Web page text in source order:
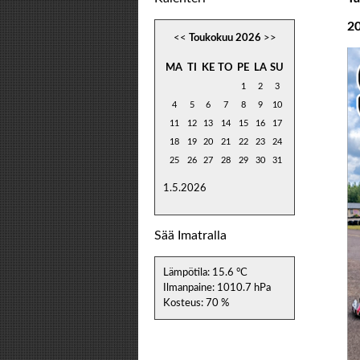
<< Toukokuu 2026 >>
MA TI KE TO PE LA SU
1 2 3
4 5 6 7 8 9 10
11 12 13 14 15 16 17
18 19 20 21 22 23 24
25 26 27 28 29 30 31
1.5.2026
Sää Imatralla
Lämpötila: 15.6 °C
Ilmanpaine: 1010.7 hPa
Kosteus: 70 %